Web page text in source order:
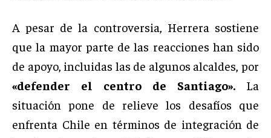
A pesar de la controversia, Herrera sostiene
que la mayor parte de las reacciones han sido
de apoyo, incluidas las de algunos alcaldes, por
«defender el centro de Santiago». La
situación pone de relieve los desafíos que
enfrenta Chile en términos de integración de